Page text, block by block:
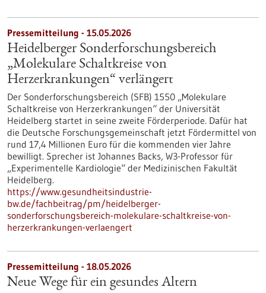
Pressemitteilung - 15.05.2026
Heidelberger Sonderforschungsbereich
„Molekulare Schaltkreise von
Herzerkrankungen“ verlängert
Der Sonderforschungsbereich (SFB) 1550 „Molekulare
Schaltkreise von Herzerkrankungen“ der Universität
Heidelberg startet in seine zweite Förderperiode. Dafür hat
die Deutsche Forschungsgemeinschaft jetzt Fördermittel von
rund 17,4 Millionen Euro für die kommenden vier Jahre
bewilligt. Sprecher ist Johannes Backs, W3-Professor für
„Experimentelle Kardiologie“ der Medizinischen Fakultät
Heidelberg.
https://www.gesundheitsindustrie-
bw.de/fachbeitrag/pm/heidelberger-
sonderforschungsbereich-molekulare-schaltkreise-von-
herzerkrankungen-verlaengert
Pressemitteilung - 18.05.2026
Neue Wege für ein gesundes Altern